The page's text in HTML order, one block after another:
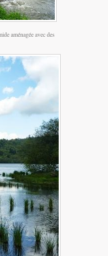
aménagée avec des